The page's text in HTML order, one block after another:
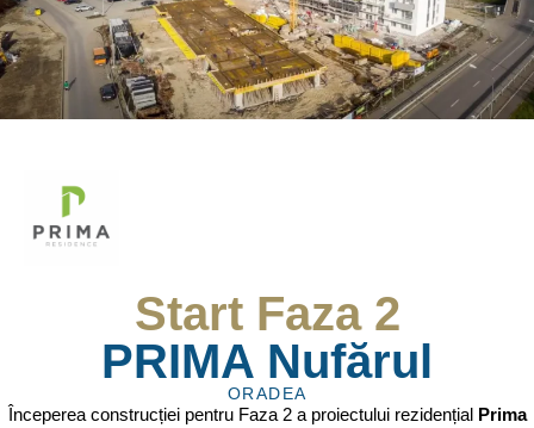
Start Faza 2
PRIMA Nufărul
ORADEA
Începerea construcției pentru Faza 2 a proiectului rezidențial Prima